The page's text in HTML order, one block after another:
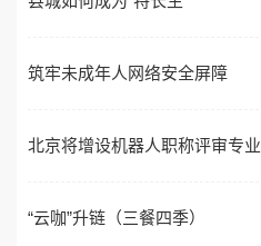
筑牢未成年人网络安全屏障
北京将增设机器人职称评审专业
“云咖”升链（三餐四季）